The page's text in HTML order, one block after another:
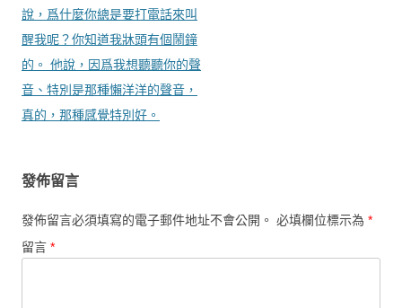
說，爲什麼你總是要打電話來叫
醒我呢？你知道我牀頭有個鬧鐘
的。 他說，因爲我想聽聽你的聲
音、特別是那種懶洋洋的聲音，
真的，那種感覺特別好。
發佈留言
發佈留言必須填寫的電子郵件地址不會公開。 必填欄位標示為 *
留言 *